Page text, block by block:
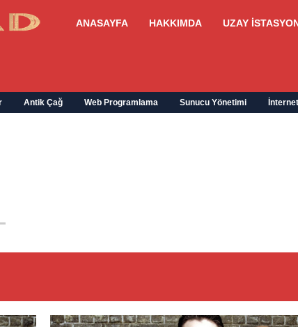
ANASAYFA HAKKIMDA UZAY
Antik Çağ Web Programlama Sunucu Yönetimi İnternet